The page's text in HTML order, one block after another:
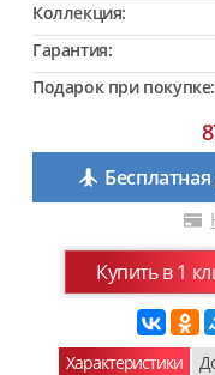
Коллекция:
Гарантия:
Подарок при покупке:
Купить в 1
Характеристики